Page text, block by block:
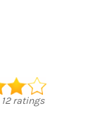
12ratings